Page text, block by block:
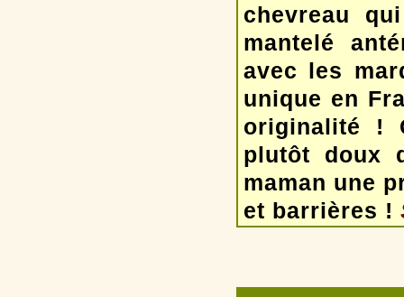
chevreau
mantelé
avec les
unique en
originalité !
plutôt doux
maman une
et barrières !